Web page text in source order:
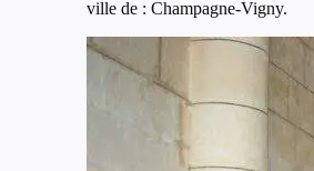
ville de : Champagne-Vigny.